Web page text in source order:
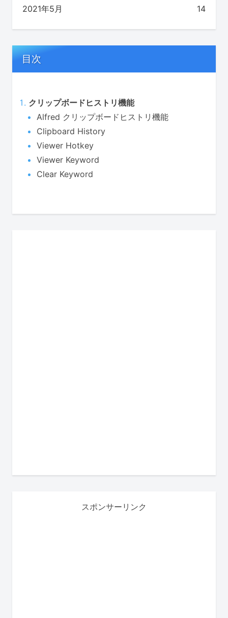
2021年5月 14
目次
クリップボードヒストリ機能
Alfred クリップボードヒストリ機能
Clipboard History
Viewer Hotkey
Viewer Keyword
Clear Keyword
スポンサーリンク